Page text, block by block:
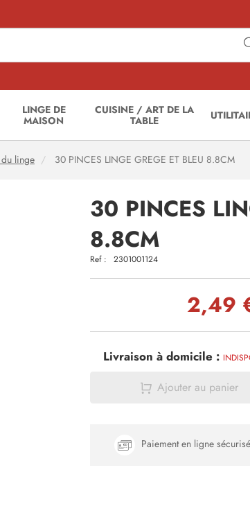
LINGE DE
MAISON
CUISINE / ART DE LA
TABLE
linge 30 PINCES LINGE GREGE ET BLEU 8.8CM
30 PINCES
8.8CM
Ref : 2301001124
2,49
Livraison à domicile :
Ajouter au panier
Paiement en ligne